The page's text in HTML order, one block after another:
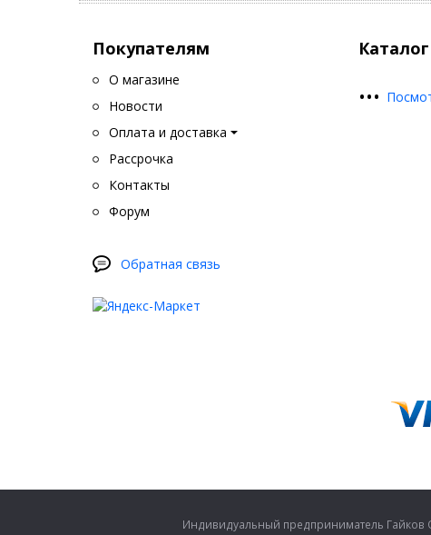
Покупателям
О магазине
Новости
Оплата и доставка
Рассрочка
Контакты
Форум
Обратная связь
•••
Индивидуальный предприниматель Гайков